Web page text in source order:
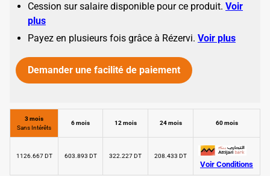
Cession sur salaire disponible pour ce produit. Voir
plus
Payez en plusieurs fois grâce à Rézervi. Voir plus
Demander une facilité de paiement
3 mois
Sans Intérêts
6 mois 12 mois 24 mois 60 mois
1126.667 DT 603.893 DT 322.227 DT 208.433 DT
Voir Conditions
✱